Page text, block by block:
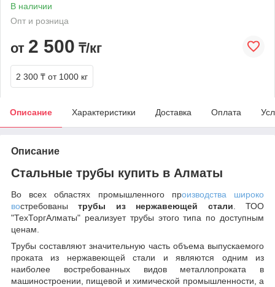
В наличии
Опт и розница
от 2 500 ₸/кг
2 300 ₸ от 1000 кг
Описание Характеристики Доставка Оплата
Описание
Стальные трубы купить в Алматы
Во всех областях промышленного производства широко
востребованытрубы из нержавеющей стали. ТОО
"ТехТоргАлматы" реализует трубы этого типа по доступным
ценам.
Трубы составляют значительную часть объема выпускаемого
проката из нержавеющей стали и являются одним из
наиболее востребованных видов металлопроката в
машиностроении, пищевой и химической промышленности, а